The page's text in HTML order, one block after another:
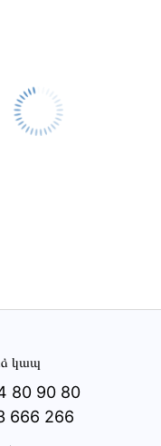
կապ
80 90 80
666 266